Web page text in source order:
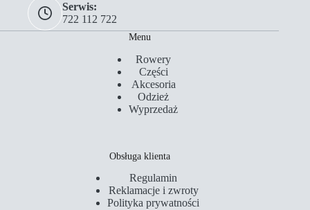
Serwis:
722 112 722
Menu
Rowery
Części
Akcesoria
Odzież
Wyprzedaż
Obsługa klienta
Regulamin
Reklamacje i zwroty
Polityka prywatności